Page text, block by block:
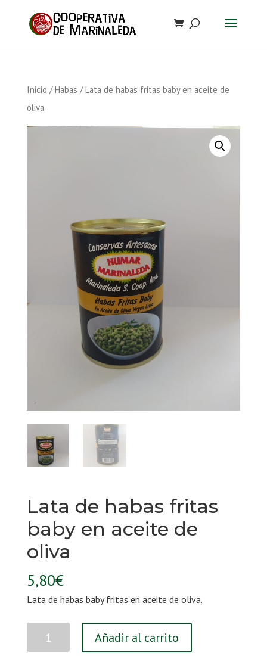
Inicio /Habas / Lata de habas fritas baby en aceite de
oliva
Lata de habas fritas
baby en aceite de
oliva
5,80€
Lata de habas baby fritas en aceite de oliva.
de
Añadir al carrito